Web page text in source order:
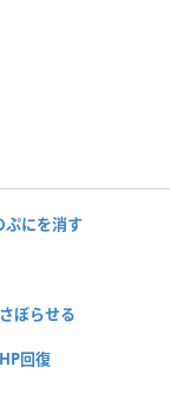
ぷにを消す
ぼらせる
回復